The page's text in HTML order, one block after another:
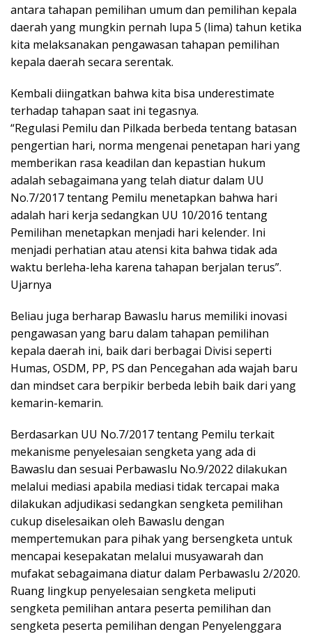
antara tahapan pemilihan umum dan pemilihan kepala
daerah yang mungkin pernah lupa 5 (lima) tahun ketika
kita melaksanakan pengawasan tahapan pemilihan
kepala daerah secara serentak.
Kembali diingatkan bahwa kita bisa underestimate
terhadap tahapan saat ini tegasnya.
“Regulasi Pemilu dan Pilkada berbeda tentang batasan
pengertian hari, norma mengenai penetapan hari yang
memberikan rasa keadilan dan kepastian hukum
adalah sebagaimana yang telah diatur dalam UU
No.7/2017 tentang Pemilu menetapkan bahwa hari
adalah hari kerja sedangkan UU 10/2016 tentang
Pemilihan menetapkan menjadi hari kelender. Ini
menjadi perhatian atau atensi kita bahwa tidak ada
waktu berleha-leha karena tahapan berjalan terus”.
Ujarnya
Beliau juga berharap Bawaslu harus memiliki inovasi
pengawasan yang baru dalam tahapan pemilihan
kepala daerah ini, baik dari berbagai Divisi seperti
Humas, OSDM, PP, PS dan Pencegahan ada wajah baru
dan mindset cara berpikir berbeda lebih baik dari yang
kemarin-kemarin.
Berdasarkan UU No.7/2017 tentang Pemilu terkait
mekanisme penyelesaian sengketa yang ada di
Bawaslu dan sesuai Perbawaslu No.9/2022 dilakukan
melalui mediasi apabila mediasi tidak tercapai maka
dilakukan adjudikasi sedangkan sengketa pemilihan
cukup diselesaikan oleh Bawaslu dengan
mempertemukan para pihak yang bersengketa untuk
mencapai kesepakatan melalui musyawarah dan
mufakat sebagaimana diatur dalam Perbawaslu 2/2020.
Ruang lingkup penyelesaian sengketa meliputi
sengketa pemilihan antara peserta pemilihan dan
sengketa peserta pemilihan dengan Penyelenggara